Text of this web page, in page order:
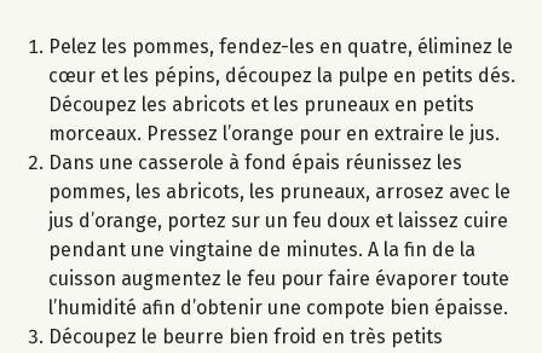
Pelez les pommes, fendez-les en quatre, éliminez le
cœur et les pépins, découpez la pulpe en petits dés.
Découpez les abricots et les pruneaux en petits
morceaux. Pressez l’orange pour en extraire le jus.
Dans une casserole à fond épais réunissez les
pommes, les abricots, les pruneaux, arrosez avec le
jus d’orange, portez sur un feu doux et laissez cuire
pendant une vingtaine de minutes. A la fin de la
cuisson augmentez le feu pour faire évaporer toute
l’humidité afin d’obtenir une compote bien épaisse.
Découpez le beurre bien froid en très petits